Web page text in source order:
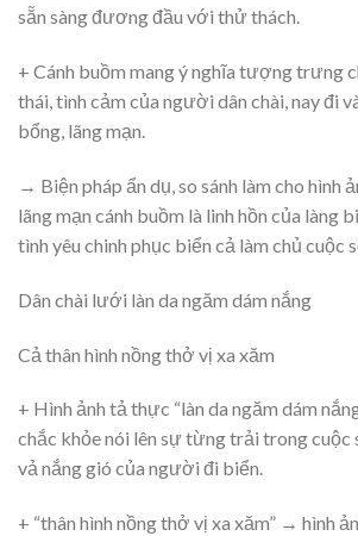
sẵn sàng đương đầu với thử thách.
+ Cánh buồm mang ý nghĩa tượng trưng
thái, tình cảm của người dân chài, nay đi
bổng, lãng mạn.
→ Biện pháp ẩn dụ, so sánh làm cho hình
lãng mạn cánh buồm là linh hồn của làng
tình yêu chinh phục biển cả làm chủ cuộc
Dân chài lưới làn da ngăm dám nắng
Cả thân hình nồng thở vị xa xăm
+ Hình ảnh tả thực “làn da ngăm dám
chắc khỏe nói lên sự từng trải trong cuộc
vả nắng gió của người đi biển.
+ “thân hình nồng thở vị xa xăm” → hình